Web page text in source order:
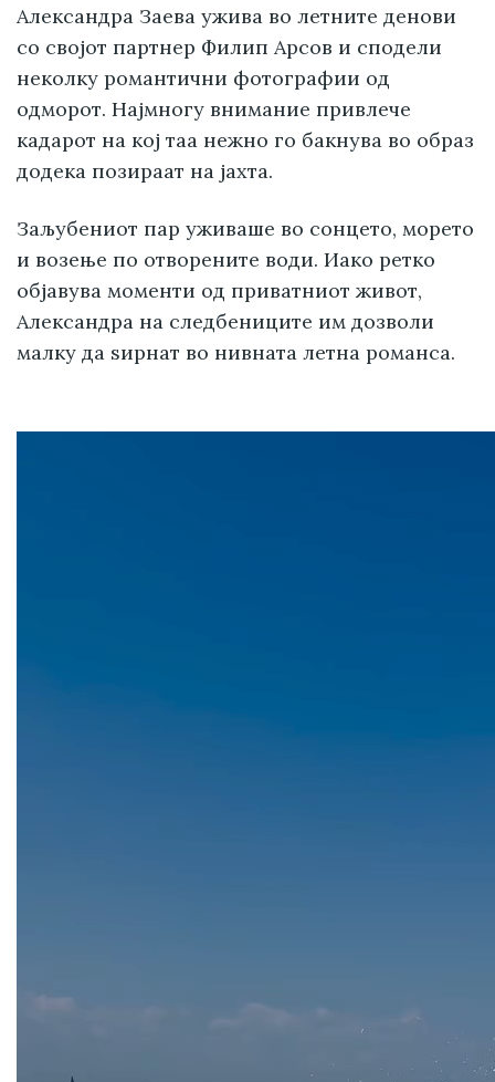
Александра Заева ужива во летните денови
со својот партнер Филип Арсов и сподели
неколку романтични фотографии од
одморот. Најмногу внимание привлече
кадарот на кој таа нежно го бакнува во образ
додека позираат на јахта.
Заљубениот пар уживаше во сонцето, морето
и возење по отворените води. Иако ретко
објавува моменти од приватниот живот,
Александра на следбениците им дозволи
малку да ѕирнат во нивната летна романса.